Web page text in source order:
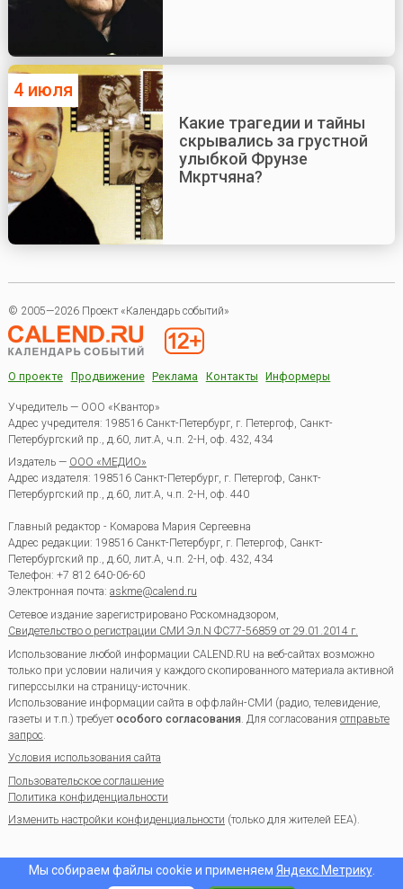
4 июля
Какие трагедии и тайны
скрывались за грустной
улыбкой Фрунзе
Мкртчяна?
© 2005—2026 Проект «Календарь событий»
О проекте Продвижение Реклама Контакты Информеры
Учредитель — ООО «Квантор»
Адрес учредителя: 198516 Санкт-Петербург, г. Петергоф, Санкт-
Петербургский пр., д.60, лит.А, ч.п. 2-Н, оф. 432, 434
Издатель — ООО «МЕДИО»
Адрес издателя: 198516 Санкт-Петербург, г. Петергоф, Санкт-
Петербургский пр., д.60, лит.А, ч.п. 2-Н, оф. 440
Главный редактор - Комарова Мария Сергеевна
Адрес редакции: 198516 Санкт-Петербург, г. Петергоф, Санкт-
Петербургский пр., д.60, лит.А, ч.п. 2-Н, оф. 432, 434
Телефон: +7 812 640-06-60
Электронная почта: askme@calend.ru
Сетевое издание зарегистрировано Роскомнадзором,
Свидетельство о регистрации СМИ Эл.N ФС77-56859 от 29.01.2014 г.
Использование любой информации CALEND.RU на веб-сайтах возможно
только при условии наличия у каждого скопированного материала активной
гиперссылки на страницу-источник.
Использование информации сайта в оффлайн-СМИ (радио, телевидение,
газеты и т.п.) требуетособого согласования . Для согласования отправьте
запрос
Условия использования сайта
Пользовательское соглашение
Политика конфиденциальности
Изменить настройки конфиденциальности (только для жителей EEA).
Мы собираем файлы cookie и применяем Яндекс.Метрику.